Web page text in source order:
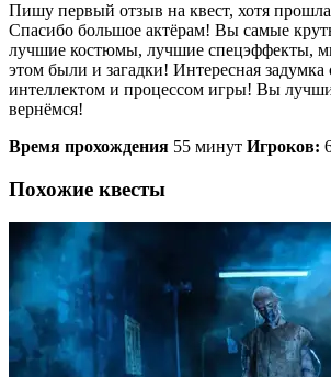
Пишу первый отзыв на квест, хотя
Спасибо большое актёрам! Вы самые
лучшие костюмы, лучшие спецэффекты,
этом были и загадки! Интересная
интеллектом и процессом игры! Вы
вернёмся!
Время прохождения 55 минут Игроков:
Похожие квесты